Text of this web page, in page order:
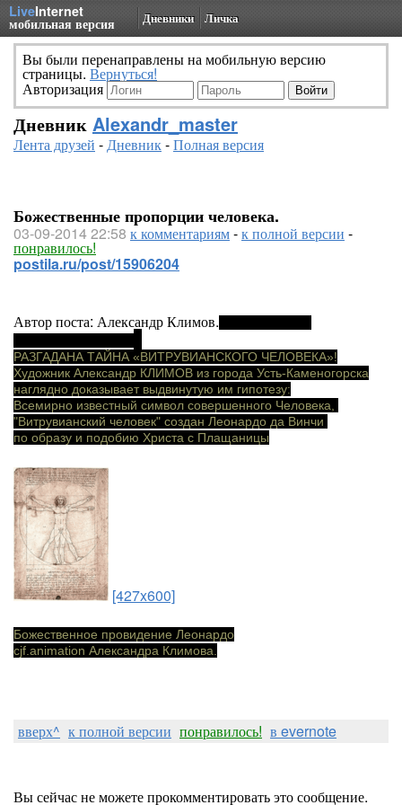
LiveInternet
мобильная версия Дневники Личка
Вы были перенаправлены на мобильную версию
страницы. Вернуться!
Авторизация
Дневник Alexandr_master
Лента друзей -Дневник-Полная версия
Божественные пропорции человека.
03-09-2014 22:58 к комментариям-к полной версии -
понравилось!
postila.ru/post/15906204
Автор поста: Александр Климов.
РАЗГАДАНА ТАЙНА «ВИТРУВИАНСКОГО ЧЕЛОВЕКА»!
Художник Александр КЛИМОВ из города Усть-Каменогорска
наглядно доказывает выдвинутую им гипотезу:
Всемирно известный символ совершенного Человека,
"Витрувианский человек" создан Леонардо да Винчи
по образу и подобию Христа с Плащаницы
[427x600]
Божественное провидение Леонардо
cjf.animation Александра Климова.
вверх^ к полной версии понравилось! в evernote
Вы сейчас не можете прокомментировать это сообщение.